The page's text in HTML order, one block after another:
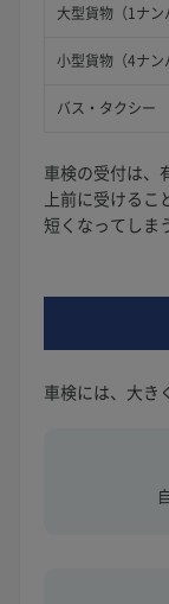
大型貨物（1ナン
小型貨物（4ナン
バス・タクシー
車検の受付は、
上前に受ける
短くなってしま
車検には、大き